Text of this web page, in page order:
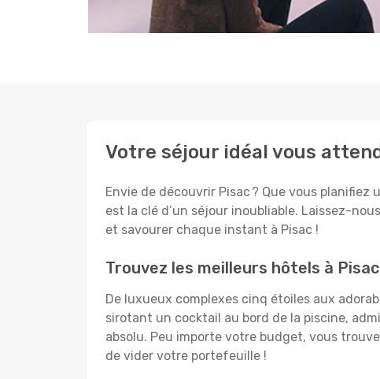
Votre séjour idéal vous
Envie de découvrir Pisac ? Que vous planifiez
est la clé d’un séjour inoubliable. Laissez-
et savourer chaque instant à Pisac !
Trouvez les meilleurs hôtels à Pisac
De luxueux complexes cinq étoiles aux
sirotant un cocktail au bord de la piscine,
absolu. Peu importe votre budget, vous
de vider votre portefeuille !